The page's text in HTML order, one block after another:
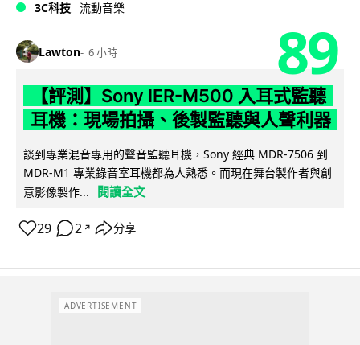
3C科技 流動音樂
Lawton 6 小時 89
【評測】Sony IER-M500 入耳式監聽
耳機：現場拍攝、後製監聽與人聲利器
談到專業混音專用的聲音監聽耳機，Sony 經典 MDR-7506 到
MDR-M1 專業錄音室耳機都為人熟悉。而現在舞台製作者與創
意影像製作...
閱讀全文
29 2 ↗ 分享
ADVERTISEMENT